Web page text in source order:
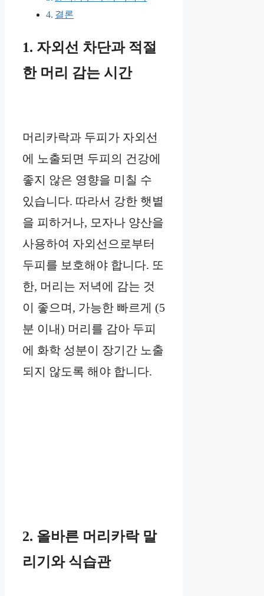
결론
1. 자외선 차단과 적절
한 머리 감는 시간
머리카락과 두피가 자외선
에 노출되면 두피의 건강에
좋지 않은 영향을 미칠 수
있습니다. 따라서 강한 햇볕
을 피하거나, 모자나 양산을
사용하여 자외선으로부터
두피를 보호해야 합니다. 또
한, 머리는 저녁에 감는 것
이 좋으며, 가능한 빠르게 (5
분 이내) 머리를 감아 두피
에 화학 성분이 장기간 노출
되지 않도록 해야 합니다.
2. 올바른 머리카락 말
리기와 식습관